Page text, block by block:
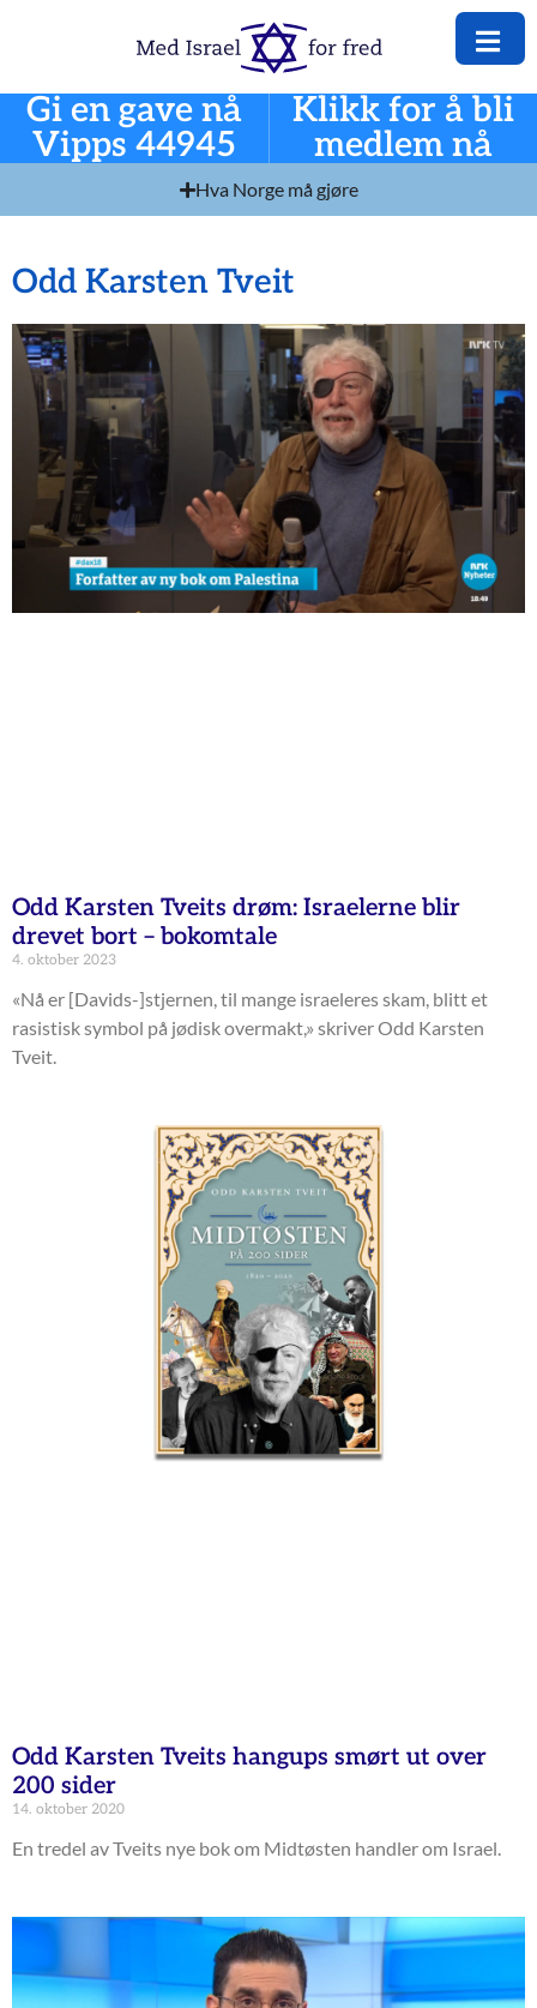
Gi en gave nå
Vipps 44945
Klikk for å bli
medlem nå
Hva Norge må gjøre
Odd Karsten Tveit
Odd Karsten Tveits drøm: Israelerne blir
drevet bort – bokomtale
4. oktober 2023
«Nå er [Davids-]stjernen, til mange israeleres skam, blitt et
rasistisk symbol på jødisk overmakt,» skriver Odd Karsten
Tveit.
Odd Karsten Tveits hangups smørt ut over
200 sider
14. oktober 2020
En tredel av Tveits nye bok om Midtøsten handler om Israel.